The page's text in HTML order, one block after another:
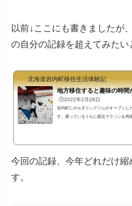
以前↓ここにも書きましたが
の自分の記録を超えてみたい
北海道岩内町移住生活体験記
地方移住すると趣味の時間
🕒️2022年2月28日
岩内町にボルダリングジムがオープンし
す。通っているうちに最近マラソンを再
ー、マラソン、バイオリンにチャレン
今回の記録、今年どれだけ
す。